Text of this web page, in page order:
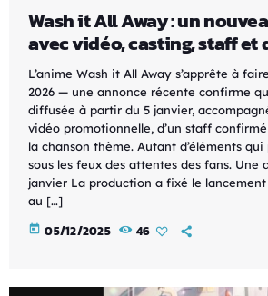
Wash it All Away : un
avec vidéo, casting, staff et
L’anime Wash it All Away s’apprête à
2026 — une annonce récente confirme
diffusée à partir du 5 janvier,
vidéo promotionnelle, d’un staff
la chanson thème. Autant d’éléments
sous les feux des attentes des fans. Une
janvier La production a fixé le lancement
au […]
today 05/12/2025 46